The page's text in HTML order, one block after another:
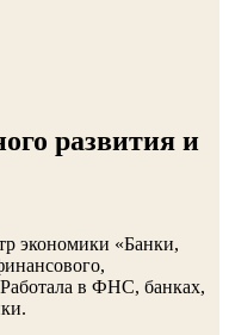
развития и
экономики «Банки,
в ФНС, банках,